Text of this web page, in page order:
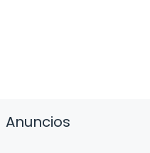
Anuncios